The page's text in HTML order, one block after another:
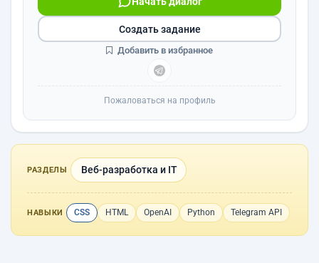
Создать задание
Добавить в избранное
Пожаловаться на профиль
РАЗДЕЛЫ Веб-разработка и IT
НАВЫКИ CSS HTML OpenAI Python Telegram API